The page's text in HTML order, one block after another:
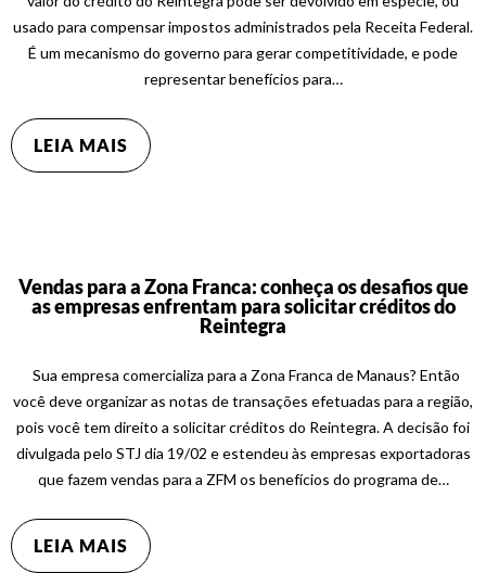
usado para compensar impostos administrados pela Receita Federal.
É um mecanismo do governo para gerar competitividade, e pode
representar benefícios para…
LEIA MAIS
Vendas para a Zona Franca: conheça os desafios que
as empresas enfrentam para solicitar créditos do
Reintegra
Sua empresa comercializa para a Zona Franca de Manaus? Então
você deve organizar as notas de transações efetuadas para a região,
pois você tem direito a solicitar créditos do Reintegra. A decisão foi
divulgada pelo STJ dia 19/02 e estendeu às empresas exportadoras
que fazem vendas para a ZFM os benefícios do programa de…
LEIA MAIS